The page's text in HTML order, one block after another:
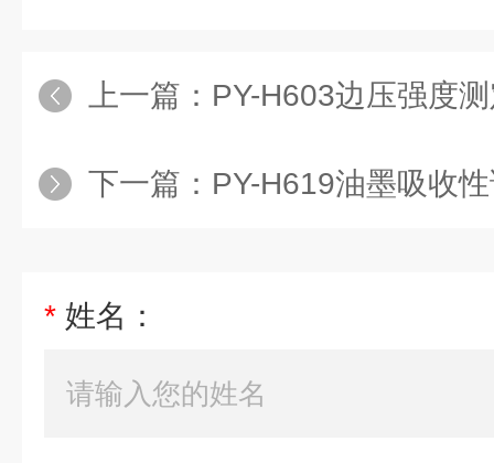
上一篇： PY-H603边压强度
下一篇： PY-H619油墨吸收
* 姓名：